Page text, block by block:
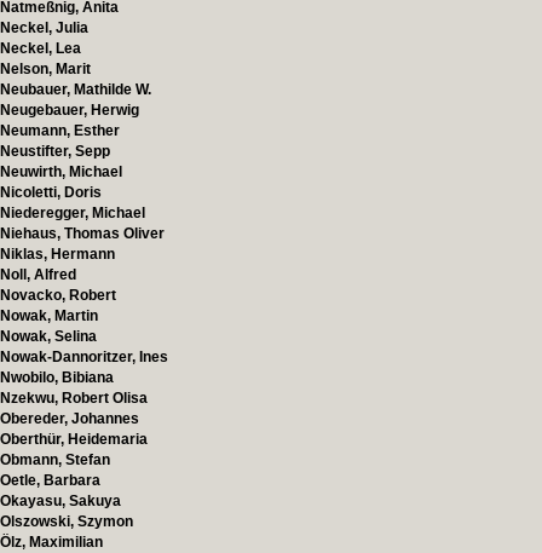
Natmeßnig, Anita
Neckel, Julia
Neckel, Lea
Nelson, Marit
Neubauer, Mathilde W.
Neugebauer, Herwig
Neumann, Esther
Neustifter, Sepp
Neuwirth, Michael
Nicoletti, Doris
Niederegger, Michael
Niehaus, Thomas Oliver
Niklas, Hermann
Noll, Alfred
Novacko, Robert
Nowak, Martin
Nowak, Selina
Nowak-Dannoritzer, Ines
Nwobilo, Bibiana
Nzekwu, Robert Olisa
Obereder, Johannes
Oberthür, Heidemaria
Obmann, Stefan
Oetle, Barbara
Okayasu, Sakuya
Olszowski, Szymon
Ölz, Maximilian